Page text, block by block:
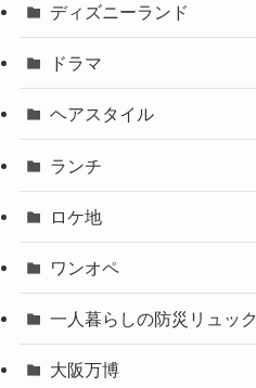
ディズニーランド
ドラマ
ヘアスタイル
ランチ
ロケ地
ワンオペ
一人暮らしの防災リュック
大阪万博